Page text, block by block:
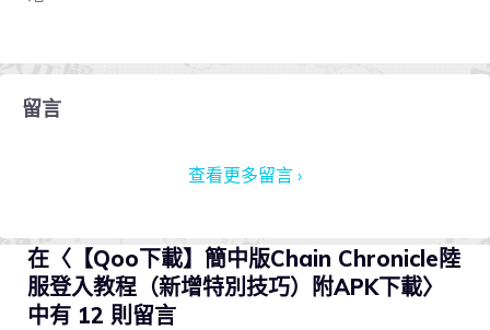
留言
查看更多留言 ›
在〈【Qoo下載】簡中版Chain Chronicle陸
服登入教程（新增特別技巧）附APK下載〉
中有 12 則留言